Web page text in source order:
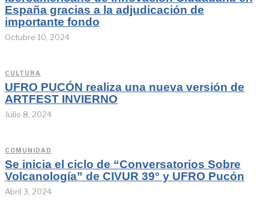
España gracias a la adjudicación de
importante fondo
Octubre 10, 2024
CULTURA
UFRO PUCÓN realiza una nueva versión de
ARTFEST INVIERNO
Julio 8, 2024
COMUNIDAD
Se inicia el ciclo de “Conversatorios Sobre
Volcanología” de CIVUR 39° y UFRO Pucón
Abril 3, 2024